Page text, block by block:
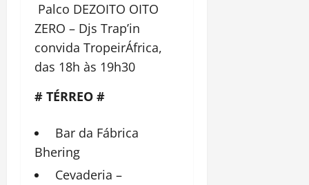
Palco DEZOITO OITO
ZERO – Djs Trap’in
convida TropeirÁfrica,
das 18h às 19h30
# TÉRREO #
Bar da Fábrica
Bhering
Cevaderia –